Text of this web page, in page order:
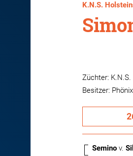
K.N.S.
Züchter:
Besitzer: Phönix
Semino v.